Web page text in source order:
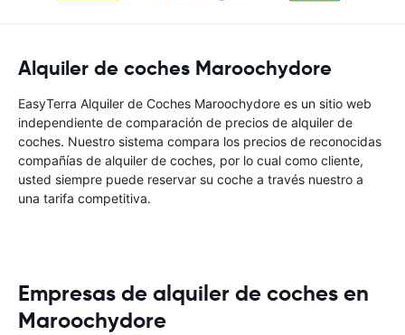
Alquiler de coches Maroochydore
EasyTerra Alquiler de Coches Maroochydore es un sitio web
independiente de comparación de precios de alquiler de
coches. Nuestro sistema compara los precios de reconocidas
compañías de alquiler de coches, por lo cual como cliente,
usted siempre puede reservar su coche a través nuestro a
una tarifa competitiva.
Empresas de alquiler de coches en
Maroochydore